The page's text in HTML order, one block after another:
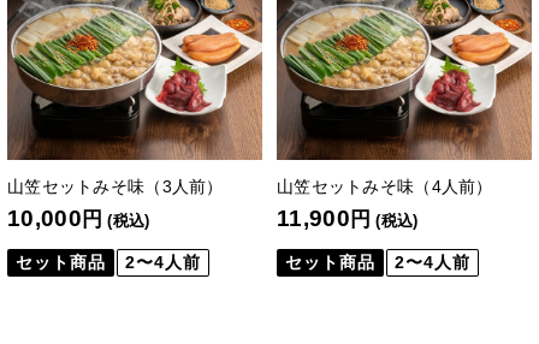
山笠セットみそ味（3人前）
10,000 円 (税込)
セット商品 2〜4人前
山笠セットみそ味（4人前）
11,900 円 (税込)
セット商品 2〜4人前